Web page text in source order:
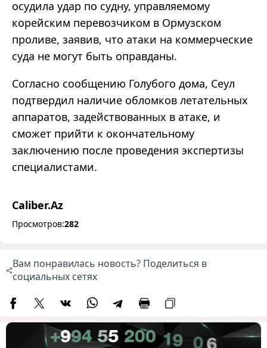
осудила удар по судну, управляемому
корейским перевозчиком в Ормузском
проливе, заявив, что атаки на коммерческие
суда не могут быть оправданы.
Согласно сообщению Голубого дома, Сеул
подтвердил наличие обломков летательных
аппаратов, задействованных в атаке, и
сможет прийти к окончательному
заключению после проведения экспертизы
специалистами.
Caliber.Az
Просмотров:282
Вам понравилась новость? Поделиться в
социальных сетях